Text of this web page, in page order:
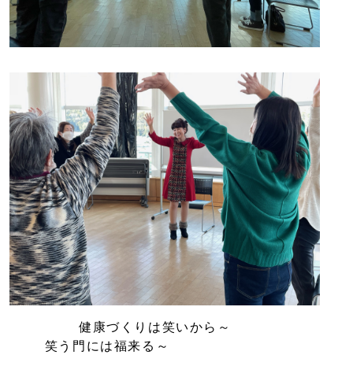
健康づくりは笑いから～
笑う門には福来る～